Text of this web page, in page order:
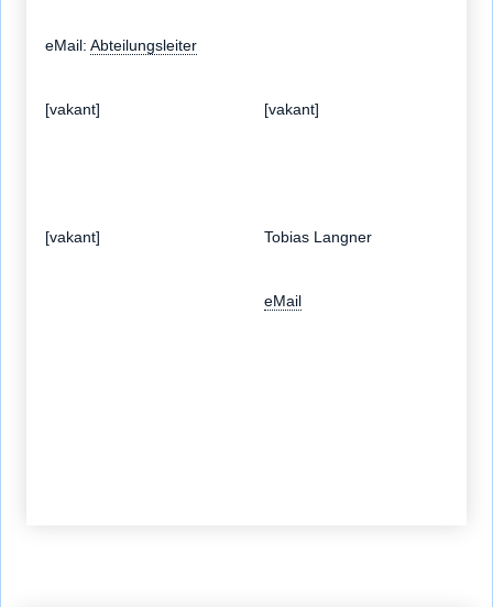
eMail: Abteilungsleiter
[vakant] [vakant]
[vakant] Tobias Langner
eMail